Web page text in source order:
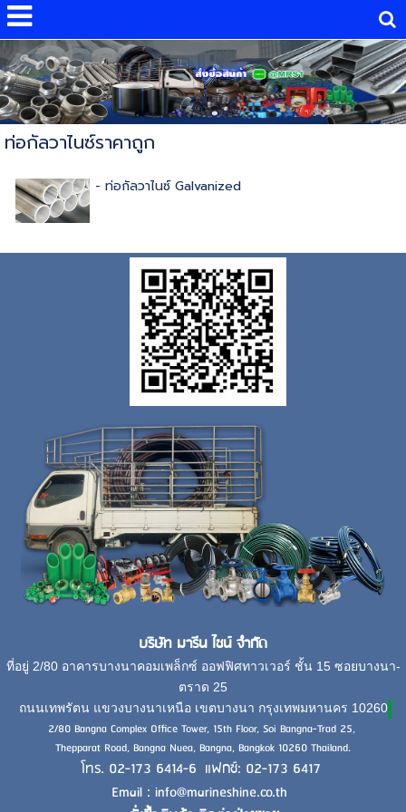
ท่อกัลวาไนซ์ราคาถูก
- ท่อกัลวาไนซ์ Galvanized
บริษัท มารีน ไชน์ จำกัด
ที่อยู่ 2/80 อาคารบางนาคอมเพล็กซ์ ออฟฟิศทาวเวอร์ ชั้น 15 ซอยบางนา-
ตราด 25
ถนนเทพรัตน แขวงบางนาเหนือ เขตบางนา กรุงเทพมหานคร 10260
2/80 Bangna Complex Office Tower, 15th Floor, Soi Bangna-Trad 25,
Thepparat Road, Bangna Nuea, Bangna, Bangkok 10260 Thailand.
โทร. 02-173 6414-6 แฟกซ์: 02-173 6417
Email : info@marineshine.co.th